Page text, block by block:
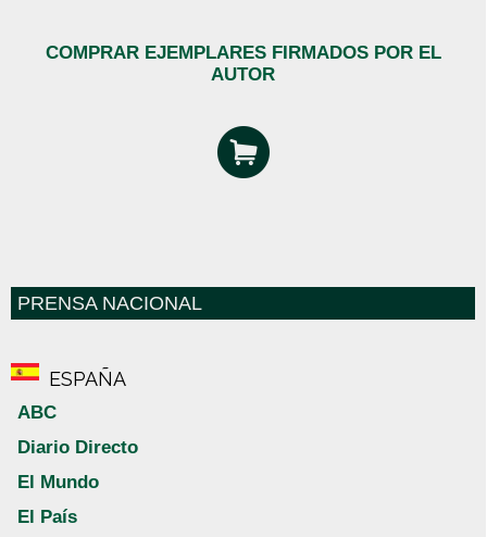
COMPRAR EJEMPLARES FIRMADOS POR EL
AUTOR
PRENSA NACIONAL
ESPAÑA
ABC
Diario Directo
El Mundo
El País